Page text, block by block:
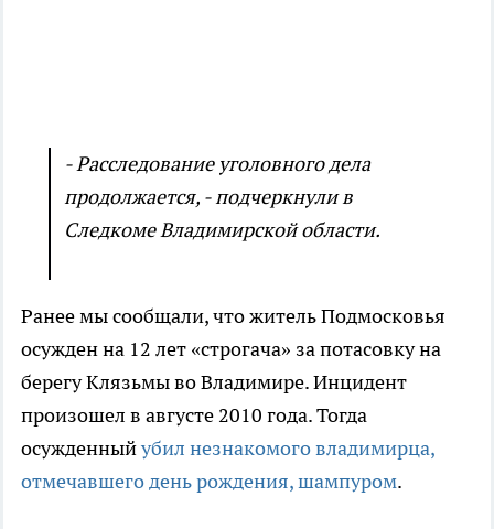
- Расследование уголовного дела
продолжается, - подчеркнули в
Следкоме Владимирской области.
Ранее мы сообщали, что житель Подмосковья
осужден на 12 лет «строгача» за потасовку на
берегу Клязьмы во Владимире. Инцидент
произошел в августе 2010 года. Тогда
осужденныйубил незнакомого владимирца,
отмечавшего день рождения, шампуром.